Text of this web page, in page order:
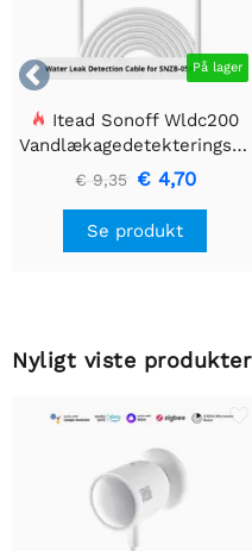
 På lager
Itead Sonoff Wldc200
Vandlækagedetekteringskabel
€ 9,35 € 4,70
Se produkt
Nyligt viste produkter